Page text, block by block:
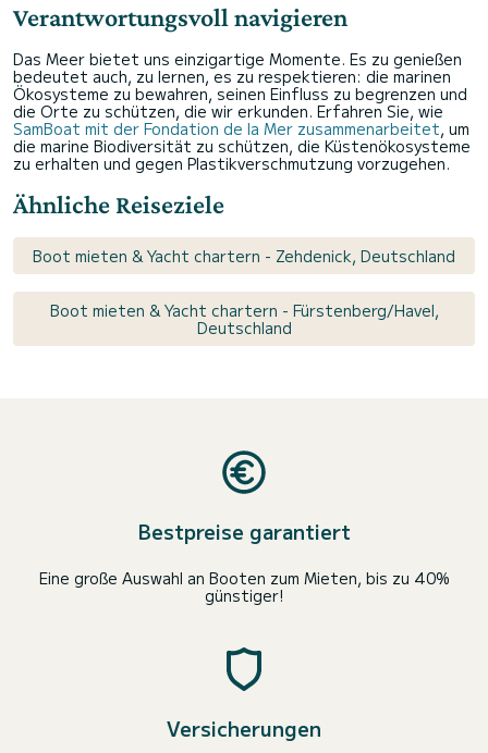
Verantwortungsvoll navigieren
Das Meer bietet uns einzigartige Momente. Es zu genießen
bedeutet auch, zu lernen, es zu respektieren: die marinen
Ökosysteme zu bewahren, seinen Einfluss zu begrenzen und
die Orte zu schützen, die wir erkunden. Erfahren Sie, wie
SamBoat mit der Fondation de la Mer zusammenarbeitet, um
die marine Biodiversität zu schützen, die Küstenökosysteme
zu erhalten und gegen Plastikverschmutzung vorzugehen.
Ähnliche Reiseziele
Boot mieten & Yacht chartern - Zehdenick, Deutschland
Boot mieten & Yacht chartern - Fürstenberg/Havel,
Deutschland
Bestpreise garantiert
Eine große Auswahl an Booten zum Mieten, bis zu 40%
günstiger!
Versicherungen